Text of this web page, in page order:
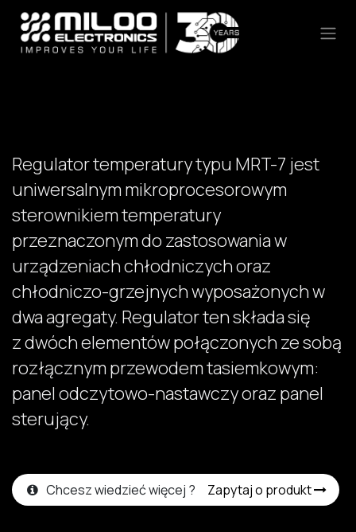
Skip to Content
Regulator temperatury typu MRT-7 jest
uniwersalnym mikroprocesorowym
sterownikiem temperatury
przeznaczonym do zastosowania w
urządzeniach chłodniczych oraz
chłodniczo-grzejnych wyposażonych w
dwa agregaty. Regulator ten składa się
z dwóch elementów połączonych ze sobą
rozłącznym przewodem tasiemkowym:
panel odczytowo-nastawczy oraz panel
sterujący.
Chcesz wiedzieć więcej ? Zapytaj o produkt